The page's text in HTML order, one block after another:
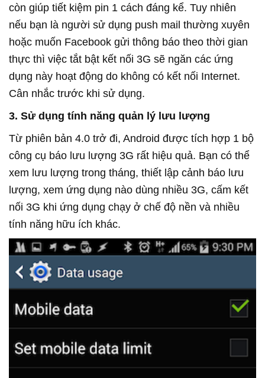
còn giúp tiết kiệm pin 1 cách đáng kể. Tuy nhiên
nếu bạn là người sử dụng push mail thường xuyên
hoặc muốn Facebook gửi thông báo theo thời gian
thực thì việc tắt bật kết nối 3G sẽ ngăn các ứng
dụng này hoạt động do không có kết nối Internet.
Cân nhắc trước khi sử dụng.
3. Sử dụng tính năng quản lý lưu lượng
Từ phiên bản 4.0 trở đi, Android được tích hợp 1 bộ
công cụ báo lưu lượng 3G rất hiệu quả. Bạn có thể
xem lưu lượng trong tháng, thiết lập cảnh báo lưu
lượng, xem ứng dụng nào dùng nhiều 3G, cấm kết
nối 3G khi ứng dụng chạy ở chế độ nền và nhiều
tính năng hữu ích khác.